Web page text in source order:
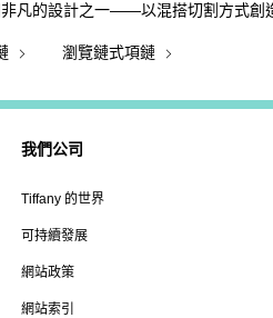
凡的設計之一——以混搭切割方式創
瀏覽鏈式項鏈
我們公司
Tiffany 的世界
可持續發展
網站政策
網站索引